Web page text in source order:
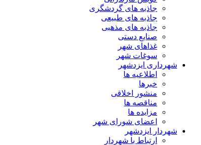
جاذبه های گردشگری
جاذبه های طبیعی
جاذبه های مذهبی
صنایع دستی
غذاهای شهر
سوغات شهر
شهرداری ایزدشهر
اطلاعیه ها
خبرها
منشور اخلاقی
مناقصه ها
مزایده ها
اعضای شورای شهر
شهردار ایزدشهر
ارتباط با شهردار